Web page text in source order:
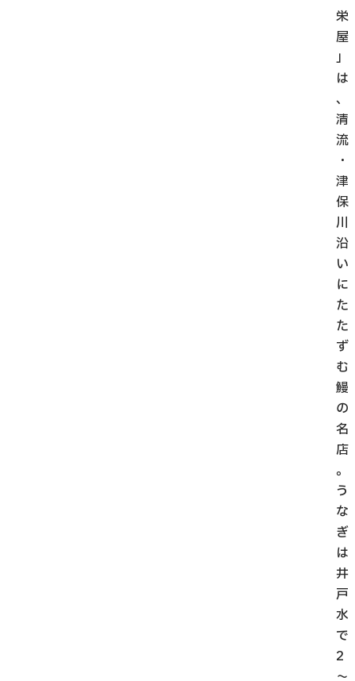
栄
屋
」
は
、
清
流
・
津
保
川
沿
い
に
た
た
ず
む
鰻
の
名
店
。
う
な
ぎ
は
井
戸
水
で
2
～